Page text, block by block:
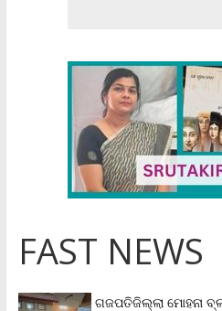
FAST NEWS
ଗଜପତିଜିଲ୍ଲା ମୋହନା